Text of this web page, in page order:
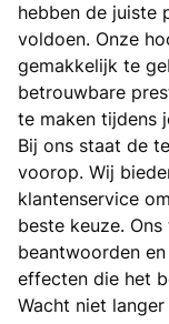
hebben de juiste
voldoen. Onze
gemakkelijk te
betrouwbare
te maken tijdens
Bij ons staat de
voorop. Wij
klantenservice
beste keuze.
beantwoorden
effecten die het
Wacht niet